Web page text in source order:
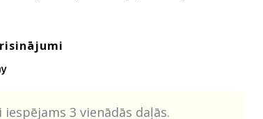
3 vienādās daļās.